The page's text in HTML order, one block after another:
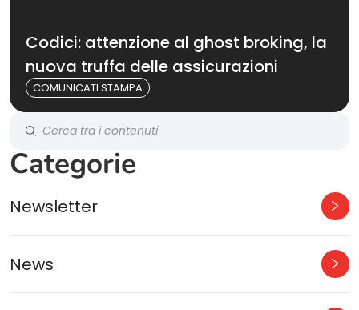
Codici: attenzione al ghost broking, la
nuova truffa delle assicurazioni
COMUNICATI STAMPA
Categorie
Newsletter
News